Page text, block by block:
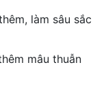
làm sâu sắc
mâu thuẫn